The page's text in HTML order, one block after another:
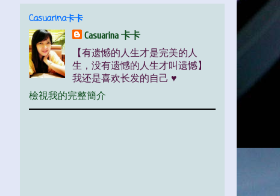
Casuarina卡卡
Casuarina 卡卡
【有遗憾的人生才是完美的人
生，没有遗憾的人生才叫遗憾】
我还是喜欢长发的自己 ♥
檢視我的完整簡介